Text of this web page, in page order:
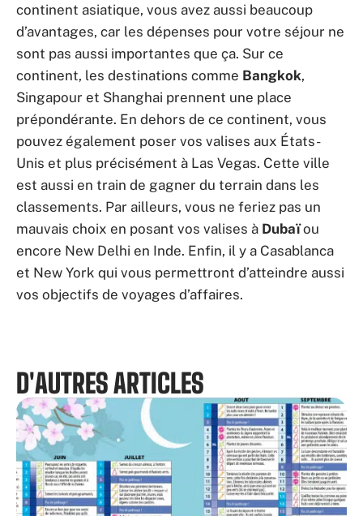
continent asiatique, vous avez aussi beaucoup
d’avantages, car les dépenses pour votre séjour ne
sont pas aussi importantes que ça. Sur ce
continent, les destinations comme Bangkok,
Singapour et Shanghai prennent une place
prépondérante. En dehors de ce continent, vous
pouvez également poser vos valises aux États-
Unis et plus précisément à Las Vegas. Cette ville
est aussi en train de gagner du terrain dans les
classements. Par ailleurs, vous ne feriez pas un
mauvais choix en posant vos valises à Dubaïou
encore New Delhi en Inde. Enfin, il y a Casablanca
et New York qui vous permettront d’atteindre aussi
vos objectifs de voyages d’affaires.
D'AUTRES ARTICLES